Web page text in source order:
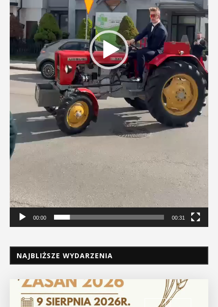
00:00 00:31
NAJBLIŻSZE WYDARZENIA